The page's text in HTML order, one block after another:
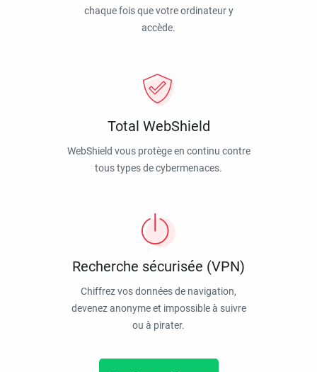
chaque fois que votre ordinateur y
accède.
Total WebShield
WebShield vous protège en continu contre
tous types de cybermenaces.
Recherche sécurisée (VPN)
Chiffrez vos données de navigation,
devenez anonyme et impossible à suivre
ou à pirater.